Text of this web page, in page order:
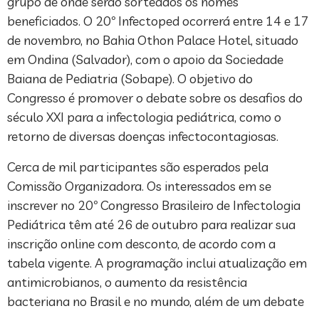
beneficiados. O 20º Infectoped ocorrerá entre 14 e 17
de novembro, no Bahia Othon Palace Hotel, situado
em Ondina (Salvador), com o apoio da Sociedade
Baiana de Pediatria (Sobape). O objetivo do
Congresso é promover o debate sobre os desafios do
século XXI para a infectologia pediátrica, como o
retorno de diversas doenças infectocontagiosas.
Cerca de mil participantes são esperados pela
Comissão Organizadora. Os interessados em se
inscrever no 20º Congresso Brasileiro de Infectologia
Pediátrica têm até 26 de outubro para realizar sua
inscrição online com desconto, de acordo com a
tabela vigente. A programação inclui atualização em
antimicrobianos, o aumento da resistência
bacteriana no Brasil e no mundo, além de um debate